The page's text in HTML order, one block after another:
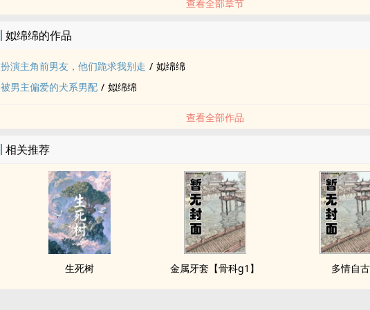
查看全部章节
姒绵绵的作品
扮演主角前男友，他们跪求我别走 / 姒绵绵
被男主偏爱的犬系男配 / 姒绵绵
查看全部作品
相关推荐
生死树 金属牙套【骨科g1】 多情自古